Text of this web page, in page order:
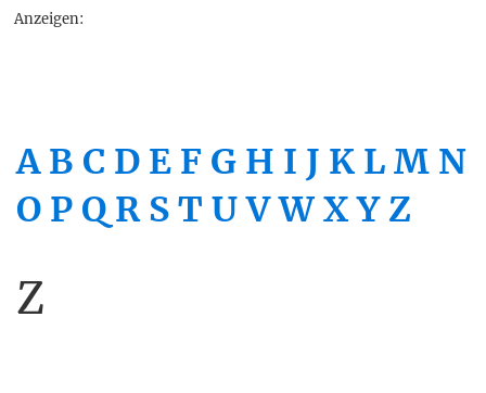
Anzeigen:
A B C D E F G H I J K L M N
O P Q R S T U V W X Y Z
Z